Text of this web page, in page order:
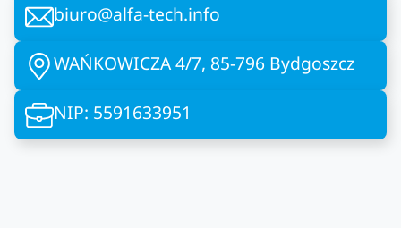
biuro@alfa-tech.info
WAŃKOWICZA 4/7, 85-796 Bydgoszcz
NIP: 5591633951